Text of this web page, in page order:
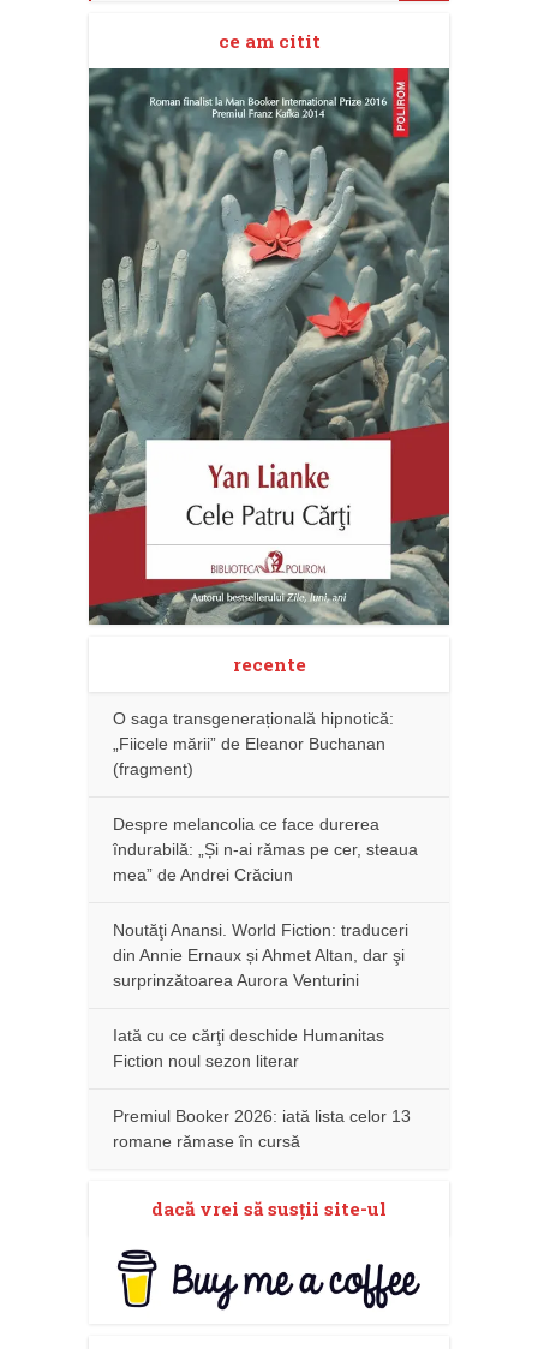
ce am citit
recente
O saga transgenerațională hipnotică:
„Fiicele mării” de Eleanor Buchanan
(fragment)
Despre melancolia ce face durerea
îndurabilă: „Și n-ai rămas pe cer, steaua
mea” de Andrei Crăciun
Noutăţi Anansi. World Fiction: traduceri
din Annie Ernaux și Ahmet Altan, dar şi
surprinzătoarea Aurora Venturini
Iată cu ce cărţi deschide Humanitas
Fiction noul sezon literar
Premiul Booker 2026: iată lista celor 13
romane rămase în cursă
dacă vrei să susţii site-ul